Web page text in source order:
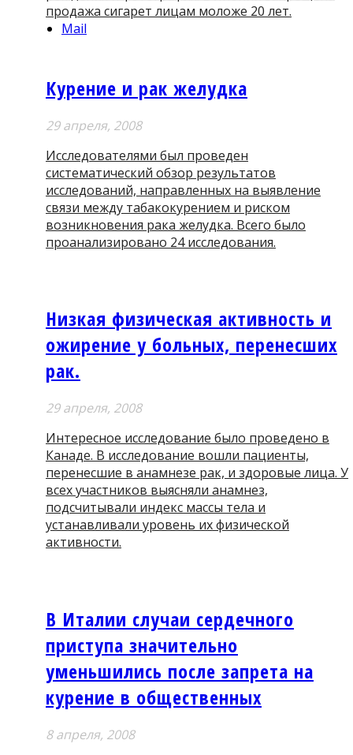
Mail
продажа сигарет лицам моложе 20 лет.
Курение и рак желудка
29 апреля, 2008
Исследователями был проведен
систематический обзор результатов
исследований, направленных на выявление
связи между табакокурением и риском
возникновения рака желудка. Всего было
проанализировано 24 исследования.
Низкая физическая активность и
ожирение у больных, перенесших
рак.
29 апреля, 2008
Интересное исследование было проведено в
Канаде. В исследование вошли пациенты,
перенесшие в анамнезе рак, и здоровые лица. У
всех участников выясняли анамнез,
подсчитывали индекс массы тела и
устанавливали уровень их физической
активности.
В Италии случаи сердечного
приступа значительно
уменьшились после запрета на
курение в общественных
8 апреля, 2008